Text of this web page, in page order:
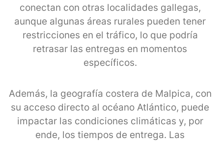
conectan con otras localidades gallegas,
aunque algunas áreas rurales pueden tener
restricciones en el tráfico, lo que podría
retrasar las entregas en momentos
específicos.
Además, la geografía costera de Malpica, con
su acceso directo al océano Atlántico, puede
impactar las condiciones climáticas y, por
ende, los tiempos de entrega. Las